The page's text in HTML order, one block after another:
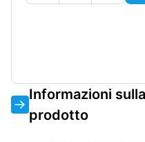
Informazioni
prodotto